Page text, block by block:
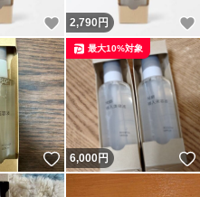
いいね！
2,790 円
いいね！
6,000円
最大10%対象